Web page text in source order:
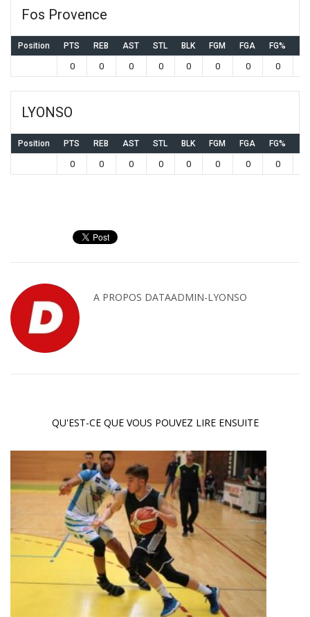
Fos Provence
Position PTS REB AST STL BLK FGM FGA FG%
0 0 0 0 0 0 0 0
LYONSO
Position PTS REB AST STL BLK FGM FGA FG%
0 0 0 0 0 0 0 0
A PROPOS DATAADMIN-LYONSO
QU'EST-CE QUE VOUS POUVEZ LIRE ENSUITE